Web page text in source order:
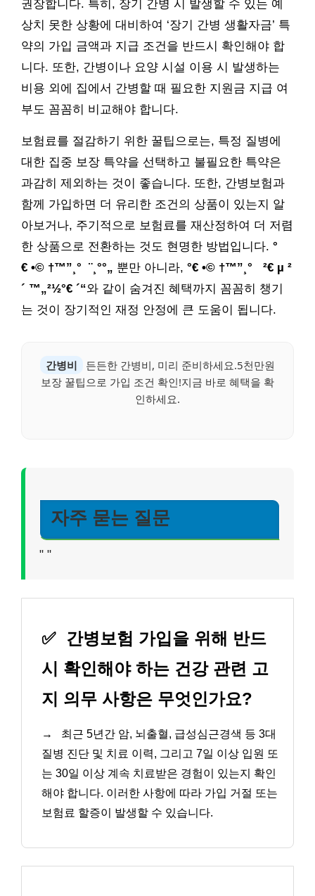
권장합니다. 특히, 장기 간병 시 발생할 수 있는 예
상치 못한 상황에 대비하여 ‘장기 간병 생활자금’ 특
약의 가입 금액과 지급 조건을 반드시 확인해야 합
니다. 또한, 간병이나 요양 시설 이용 시 발생하는
비용 외에 집에서 간병할 때 필요한 지원금 지급 여
부도 꼼꼼히 비교해야 합니다.
보험료를 절감하기 위한 꿀팁으로는, 특정 질병에
대한 집중 보장 특약을 선택하고 불필요한 특약은
과감히 제외하는 것이 좋습니다. 또한, 간병보험과
함께 가입하면 더 유리한 조건의 상품이 있는지 알
아보거나, 주기적으로 보험료를 재산정하여 더 저렴
한 상품으로 전환하는 것도 현명한 방법입니다. °
€ •© †™”¸° ¨¸°°„ 뿐만 아니라, °€ •© †™”¸° ²€ µ ²
´ ™„²½°€ ´“와 같이 숨겨진 혜택까지 꼼꼼히 챙기
는 것이 장기적인 재정 안정에 큰 도움이 됩니다.
간병비
든든한 간병비, 미리 준비하세요.5천만원
보장 꿀팁으로 가입 조건 확인!지금 바로 혜택을 확
인하세요.
자주 묻는 질문
" "
✅
간병보험 가입을 위해 반드
시 확인해야 하는 건강 관련 고
지 의무 사항은 무엇인가요?
→
최근 5년간 암, 뇌출혈, 급성심근경색 등 3대
질병 진단 및 치료 이력, 그리고 7일 이상 입원 또
는 30일 이상 계속 치료받은 경험이 있는지 확인
해야 합니다. 이러한 사항에 따라 가입 거절 또는
보험료 할증이 발생할 수 있습니다.